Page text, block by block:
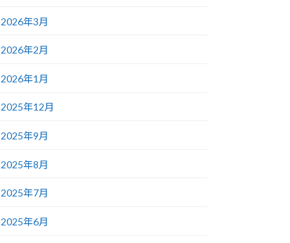
2026年3月
2026年2月
2026年1月
2025年12月
2025年9月
2025年8月
2025年7月
2025年6月